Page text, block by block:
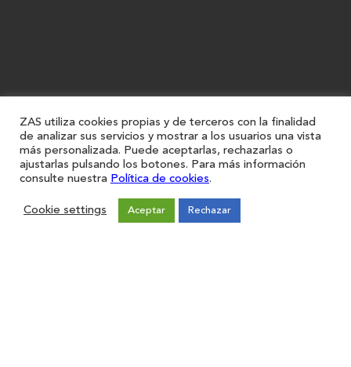
Restaurantes
Iniciar sesión
Forma parte de ZAS
Únete
ZAS utiliza cookies propias y de terceros con la finalidad
de analizar sus servicios y mostrar a los usuarios una vista
más personalizada. Puede aceptarlas, rechazarlas o
ajustarlas pulsando los botones. Para más información
consulte nuestra Política de cookies.
Cookie settings Aceptar Rechazar